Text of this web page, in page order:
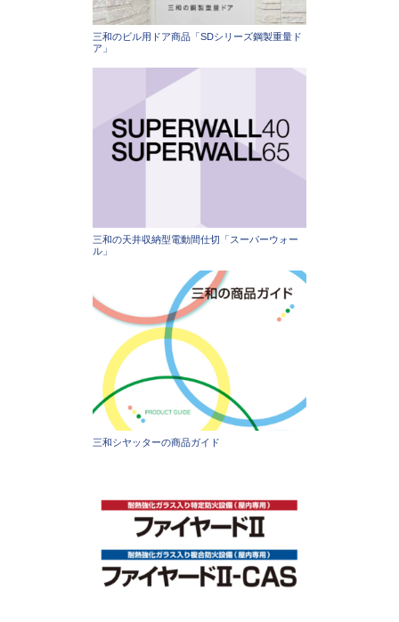
三和のビル用ドア商品「SDシリーズ鋼製重量ド
ア」
三和の天井収納型電動間仕切「スーパーウォー
ル」
三和シヤッターの商品ガイド